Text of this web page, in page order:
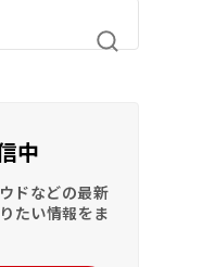
中
ドなどの最新
たい情報をま